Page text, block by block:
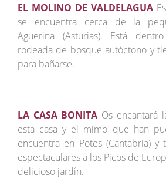
EL MOLINO DE VALDELAGUA
se encuentra cerca de la
Agüerina (Asturias). Está
rodeada de bosque autóctono y
para bañarse.
LA CASA BONITA Os encantará
esta casa y el mimo que han
encuentra en Potes (Cantabria) y
espectaculares a los Picos de
delicioso jardín.